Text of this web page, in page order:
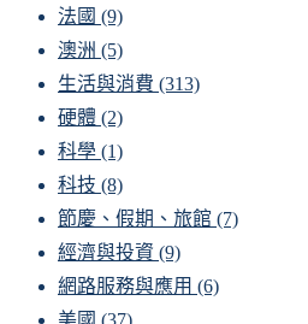
法國 (9)
澳洲 (5)
生活與消費 (313)
硬體 (2)
科學 (1)
科技 (8)
節慶、假期、旅館 (7)
經濟與投資 (9)
網路服務與應用 (6)